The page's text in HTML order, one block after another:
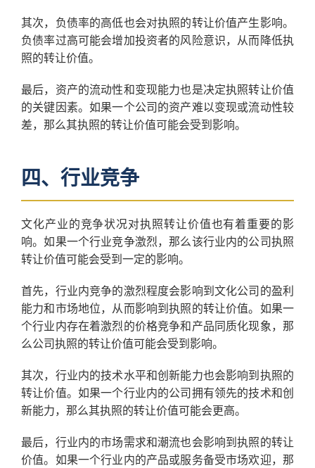
其次，负债率的高低也会对执照的转让价值产生影响。
负债率过高可能会增加投资者的风险意识，从而降低执
照的转让价值。
最后，资产的流动性和变现能力也是决定执照转让价值
的关键因素。如果一个公司的资产难以变现或流动性较
差，那么其执照的转让价值可能会受到影响。
四、行业竞争
文化产业的竞争状况对执照转让价值也有着重要的影
响。如果一个行业竞争激烈，那么该行业内的公司执照
转让价值可能会受到一定的影响。
首先，行业内竞争的激烈程度会影响到文化公司的盈利
能力和市场地位，从而影响到执照的转让价值。如果一
个行业内存在着激烈的价格竞争和产品同质化现象，那
么公司执照的转让价值可能会受到影响。
其次，行业内的技术水平和创新能力也会影响到执照的
转让价值。如果一个行业内的公司拥有领先的技术和创
新能力，那么其执照的转让价值可能会更高。
最后，行业内的市场需求和潮流也会影响到执照的转让
价值。如果一个行业内的产品或服务备受市场欢迎，那